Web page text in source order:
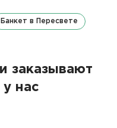
Банкет в Пересвете
заказывают
у нас